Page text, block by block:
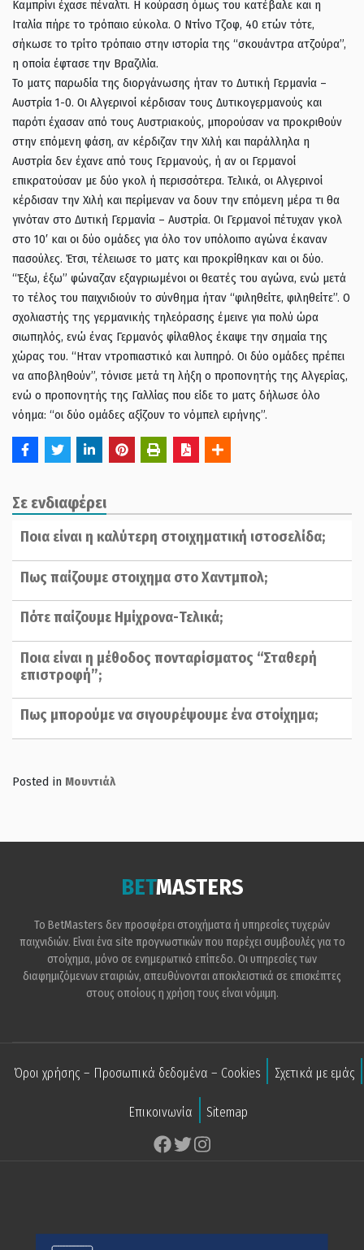
Καμπρίνι έχασε πέναλτι. Η κούραση όμως του κατέβαλε και η
Ιταλία πήρε το τρόπαιο εύκολα. Ο Ντίνο Τζοφ, 40 ετών τότε,
σήκωσε το τρίτο τρόπαιο στην ιστορία της “σκουάντρα ατζούρα”,
η οποία έφτασε την Βραζιλία.
Το ματς παρωδία της διοργάνωσης ήταν το Δυτική Γερμανία –
Αυστρία 1-0. Οι Αλγερινοί κέρδισαν τους Δυτικογερμανούς και
παρότι έχασαν από τους Αυστριακούς, μπορούσαν να προκριθούν
στην επόμενη φάση, αν κέρδιζαν την Χιλή και παράλληλα η
Αυστρία δεν έχανε από τους Γερμανούς, ή αν οι Γερμανοί
επικρατούσαν με δύο γκολ ή περισσότερα. Τελικά, οι Αλγερινοί
κέρδισαν την Χιλή και περίμεναν να δουν την επόμενη μέρα τι θα
γινόταν στο Δυτική Γερμανία – Αυστρία. Οι Γερμανοί πέτυχαν γκολ
στο 10′ και οι δύο ομάδες για όλο τον υπόλοιπο αγώνα έκαναν
πασούλες. Έτσι, τέλειωσε το ματς και προκρίθηκαν και οι δύο.
“Έξω, έξω” φώναζαν εξαγριωμένοι οι θεατές του αγώνα, ενώ μετά
το τέλος του παιχνιδιούν το σύνθημα ήταν “φιληθείτε, φιληθείτε”. Ο
σχολιαστής της γερμανικής τηλεόρασης έμεινε για πολύ ώρα
σιωπηλός, ενώ ένας Γερμανός φίλαθλος έκαψε την σημαία της
χώρας του. “Ηταν ντροπιαστικό και λυπηρό. Οι δύο ομάδες πρέπει
να αποβληθούν”, τόνισε μετά τη λήξη ο προπονητής της Αλγερίας,
ενώ ο προπονητής της Γαλλίας που είδε το ματς δήλωσε όλο
νόημα: “οι δύο ομάδες αξίζουν το νόμπελ ειρήνης”.
Σε ενδιαφέρει
Ποια είναι η καλύτερη στοιχηματική ιστοσελίδα;
Πως παίζουμε στοιχημα στο Χαντμπολ;
Πότε παίζουμε Ημίχρονα-Τελικά;
Ποια είναι η μέθοδος πονταρίσματος “Σταθερή
επιστροφή”;
Πως μπορούμε να σιγουρέψουμε ένα στοίχημα;
Posted in Μουντιάλ
BETMASTERS
Το BetMasters δεν προσφέρει στοιχήματα ή υπηρεσίες τυχερών
παιχνιδιών. Είναι ένα site προγνωστικών που παρέχει συμβουλές για το
στοίχημα, μόνο σε ενημερωτικό επίπεδο. Οι υπηρεσίες των
διαφημιζόμενων εταιριών, απευθύνονται αποκλειστικά σε επισκέπτες
στους οποίους η χρήση τους είναι νόμιμη.
Όροι χρήσης – Προσωπικά δεδομένα – Cookies Σχετικά με εμάς
Επικοινωνία Sitemap